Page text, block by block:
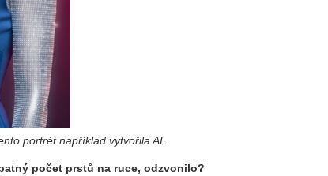
portrét například vytvořila AI.
počet prstů na ruce, odzvonilo?